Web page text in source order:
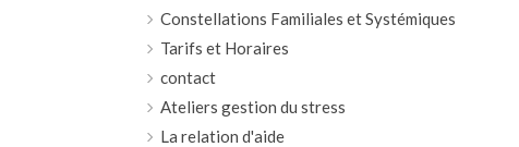
Constellations Familiales et Systémiques
Tarifs et Horaires
contact
Ateliers gestion du stress
La relation d'aide